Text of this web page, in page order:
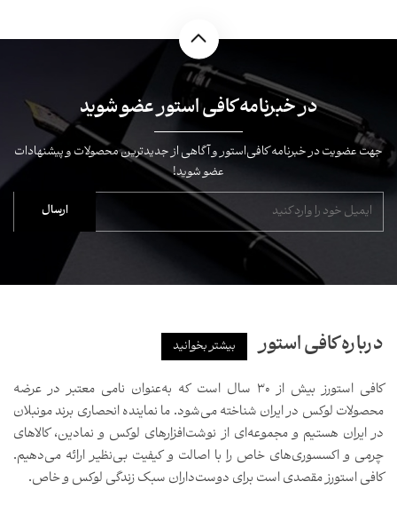
در خبرنامه کافی استور عضو شوید
جهت عضویت در خبرنامه کافی‌استور و آگاهی از جدیدترین محصولات و پیشنهادات
عضو شوید!
درباره کافی استور بیشتر بخوانید
کافی استورز بیش از ۳۰ سال است که به‌عنوان نامی معتبر در عرضه
محصولات لوکس در ایران شناخته می‌شود. ما نماینده انحصاری برند مونبلان
در ایران هستیم و مجموعه‌ای از نوشت‌افزارهای لوکس و نمادین، کالاهای
چرمی و اکسسوری‌های خاص را با اصالت و کیفیت بی‌نظیر ارائه می‌دهیم.
کافی استورز مقصدی است برای دوست‌داران سبک زندگی لوکس و خاص.